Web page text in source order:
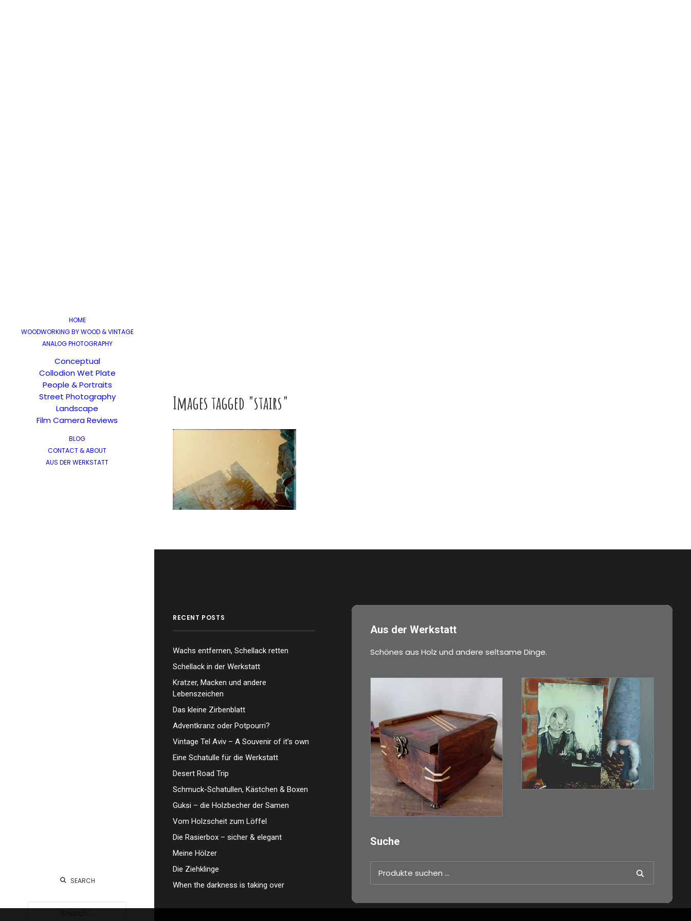
HOME
WOODWORKING BY WOOD & VINTAGE
ANALOG PHOTOGRAPHY
Conceptual
Collodion Wet Plate
People & Portraits
Street Photography
Landscape
Film Camera Reviews
BLOG
CONTACT & ABOUT
AUS DER WERKSTATT
SEARCH
Images tagged "stairs"
RECENT POSTS
Wachs entfernen, Schellack retten
Schellack in der Werkstatt
Kratzer, Macken und andere
Lebenszeichen
Das kleine Zirbenblatt
Adventkranz oder Potpourri?
Vintage Tel Aviv – A Souvenir of it’s own
Eine Schatulle für die Werkstatt
Desert Road Trip
Schmuck-Schatullen, Kästchen & Boxen
Guksi – die Holzbecher der Samen
Vom Holzscheit zum Löffel
Die Rasierbox – sicher & elegant
Meine Hölzer
Die Ziehklinge
When the darkness is taking over
Aus der Werkstatt
Schönes aus Holz und andere seltsame Dinge.
€39,00
Eine kleine, simple
Schatulle aus
Nussbaum…
€3,00
Limitierte Auflage.
Original: Abzug von…
Suche